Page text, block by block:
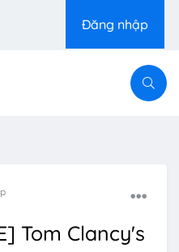
Đăng nhập
Tom Clancy's